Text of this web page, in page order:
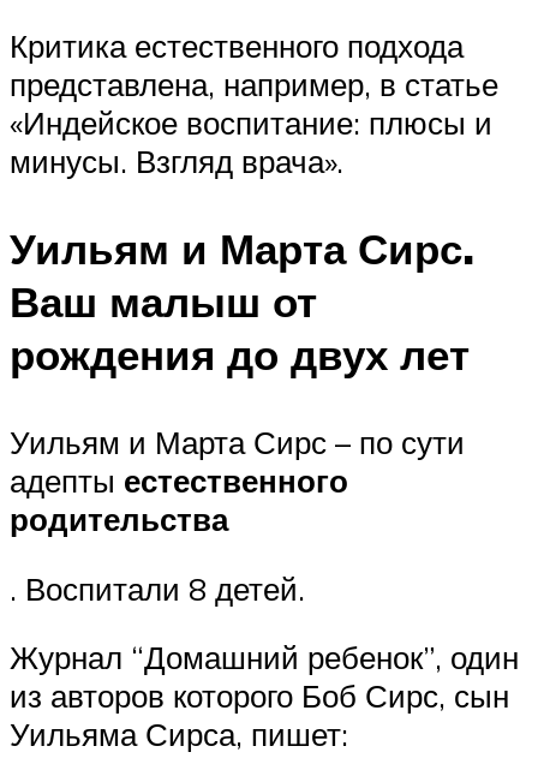
Критика естественного подхода
представлена, например, в статье
«Индейское воспитание: плюсы и
минусы. Взгляд врача».
Уильям и Марта Сирс.
Ваш малыш от
рождения до двух лет
Уильям и Марта Сирс – по сути
адепты естественного
родительства
. Воспитали 8 детей.
Журнал “Домашний ребенок”, один
из авторов которого Боб Сирс, сын
Уильяма Сирса, пишет: